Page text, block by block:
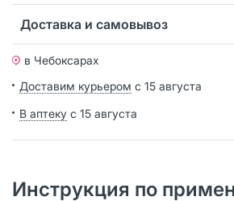
Доставка и самовывоз
в Чебоксарах
Доставим курьером с 15 августа
В аптеку с 15 августа
Инструкция по